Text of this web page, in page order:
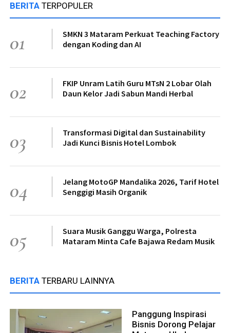
BERITA TERPOPULER
01
SMKN 3 Mataram Perkuat Teaching Factory
dengan Koding dan AI
02
FKIP Unram Latih Guru MTsN 2 Lobar Olah
Daun Kelor Jadi Sabun Mandi Herbal
03
Transformasi Digital dan Sustainability
Jadi Kunci Bisnis Hotel Lombok
04
Jelang MotoGP Mandalika 2026, Tarif Hotel
Senggigi Masih Organik
05
Suara Musik Ganggu Warga, Polresta
Mataram Minta Cafe Bajawa Redam Musik
BERITA TERBARU LAINNYA
Panggung Inspirasi
Bisnis Dorong Pelajar